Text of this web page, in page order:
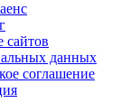
сайтов
данных
соглашение